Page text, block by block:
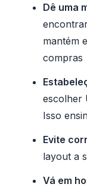
Dê uma
mantém
compras
escolher
Isso
Evite
layout a
Vá em